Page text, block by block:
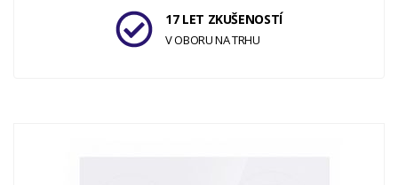
17 LET ZKUŠENOSTÍ
V OBORU NA TRHU